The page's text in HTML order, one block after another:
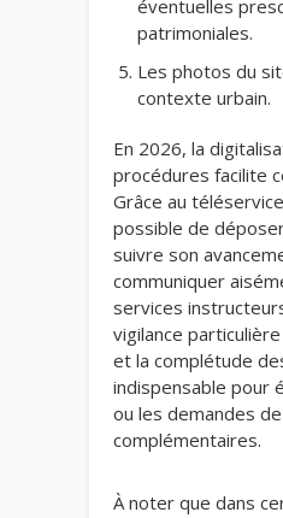
éventuelles
patrimoniales.
Les photos du
contexte urbain.
En 2026, la
procédures facilite
Grâce au
possible de
suivre son
communiquer
services
vigilance
et la complétude
indispensable pour
ou les demandes
complémentaires.
À noter que dans